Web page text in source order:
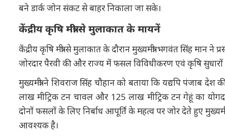
बने डार्क जोन संकट से बाहर निकाला जा सके।
केंद्रीय कृषि मंत्री से मुलाकात के मायनें
केंद्रीय कृषि मंत्री से मुलाकात के दौरान मुख्यमंत्री भगवंत सिंह मान
जोरदार पैरवी की और राज्य में फसल विविधीकरण एवं कृषि
मुख्यमंत्री ने शिवराज सिंह चौहान को बताया कि यद्यपि पंजाब
लाख मीट्रिक टन चावल और 125 लाख मीट्रिक टन गेहूं का
दोनों फसलों के लिए निर्बाध आपूर्ति के महत्व पर जोर देते हुए
आवश्यक है।